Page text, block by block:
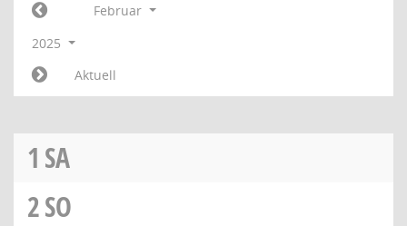
Februar
2025
Aktuell
1 SA
2SO